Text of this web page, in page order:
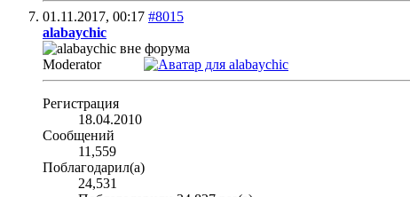
01.11.2017, 00:17 #8015
alabaychic
Moderator
Регистрация
18.04.2010
Сообщений
11,559
Поблагодарил(а)
24,531